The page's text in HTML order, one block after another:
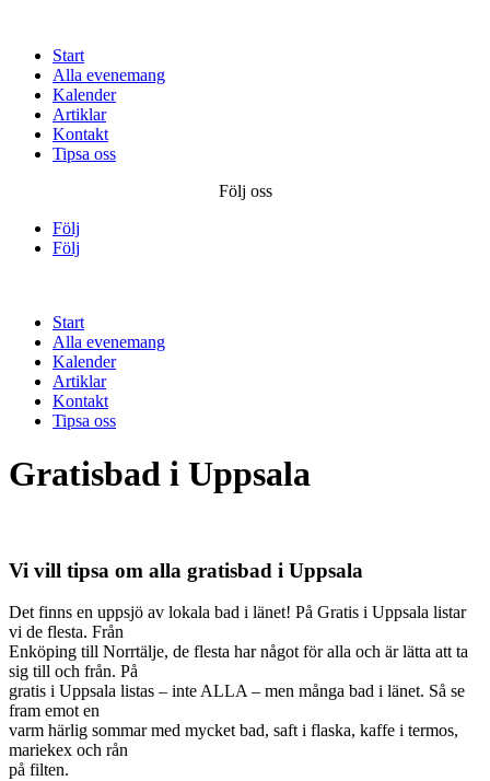
Start
Alla evenemang
Kalender
Artiklar
Kontakt
Tipsa oss
Följ oss
Följ
Följ
Start
Alla evenemang
Kalender
Artiklar
Kontakt
Tipsa oss
Gratisbad i Uppsala
Vi vill tipsa om alla gratisbad i Uppsala
Det finns en uppsjö av lokala bad i länet! På Gratis i Uppsala listar
vi de flesta. Från
Enköping till Norrtälje, de flesta har något för alla och är lätta att ta
sig till och från. På
gratis i Uppsala listas – inte ALLA – men många bad i länet. Så se
fram emot en
varm härlig sommar med mycket bad, saft i flaska, kaffe i termos,
mariekex och rån
på filten.